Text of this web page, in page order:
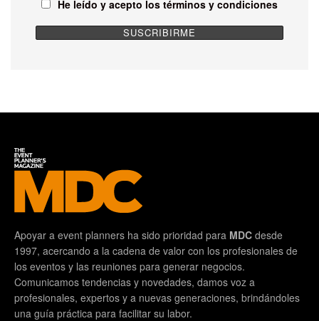
He leído y acepto los términos y condiciones
Apoyar a event planners ha sido prioridad para MDC desde
1997, acercando a la cadena de valor con los profesionales de
los eventos y las reuniones para generar negocios.
Comunicamos tendencias y novedades, damos voz a
profesionales, expertos y a nuevas generaciones, brindándoles
una guía práctica para facilitar su labor.